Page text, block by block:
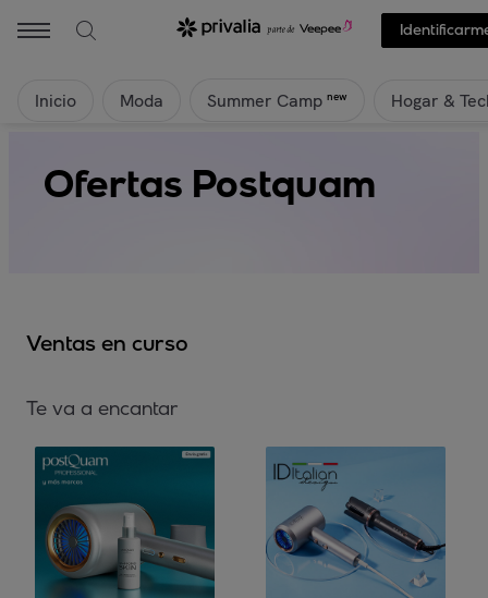
Inicio Moda Summer Camp new Hogar &
Ofertas Postquam
Ventas en curso
Te va a encantar